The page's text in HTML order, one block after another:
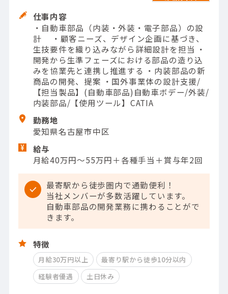
仕事内容
・自動車部品（内装・外装・電子部品）の設
計 ・顧客ニーズ、デザイン企画に基づき、
生技要件を織り込みながら詳細設計を担当 ・
開発から生準フェーズにおける部品の造り込
みを協業先と連携し推進する ・内装部品の新
商品の開発、提案 ・国外事業体の設計支援/
【担当製品】(自動車部品)自動車ボデー/外装/
内装部品/【使用ツール】CATIA
勤務地
愛知県名古屋市中区
給与
月給40万円～55万円＋各種手当＋賞与年2回
最寄駅から徒歩圏内で通勤便利！
当社メンバーが多数活躍しています。
自動車部品の開発業務に携わることがで
きます。
特徴
月給30万円以上
最寄り駅から徒歩10分以内
経験者優遇
土日休み